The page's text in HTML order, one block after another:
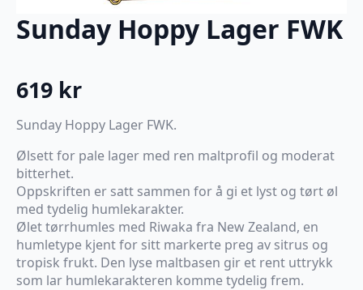
Sunday Hoppy Lager FWK
619 kr
Sunday Hoppy Lager FWK.
Ølsett for pale lager med ren maltprofil og moderat
bitterhet.
Oppskriften er satt sammen for å gi et lyst og tørt øl
med tydelig humlekarakter.
Ølet tørrhumles med Riwaka fra New Zealand, en
humletype kjent for sitt markerte preg av sitrus og
tropisk frukt. Den lyse maltbasen gir et rent uttrykk
som lar humlekarakteren komme tydelig frem.